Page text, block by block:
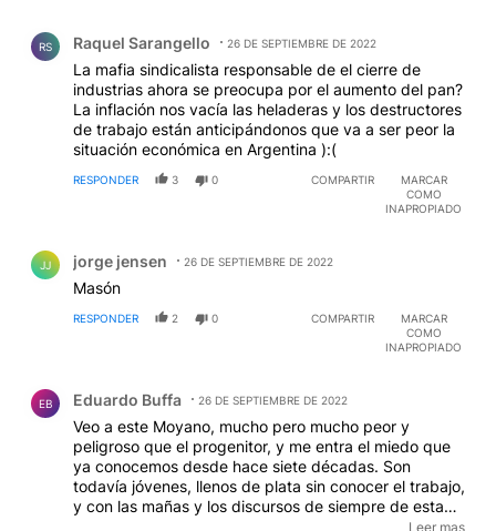
RS Raquel Sarangello 26 DE SEPTIEMBRE DE 2022
La mafia sindicalista responsable de el cierre de
industrias ahora se preocupa por el aumento del pan?
La inflación nos vacía las heladeras y los destructores
de trabajo están anticipándonos que va a ser peor la
situación económica en Argentina ):(
RESPONDER 3 0 COMPARTIR
MARCAR
COMO
INAPROPIADO
JJ jorge jensen 26 DE SEPTIEMBRE DE 2022
Masón
RESPONDER 2 0 COMPARTIR
MARCAR
COMO
INAPROPIADO
EB Eduardo Buffa 26 DE SEPTIEMBRE DE 2022
Veo a este Moyano, mucho pero mucho peor y
peligroso que el progenitor, y me entra el miedo que
ya conocemos desde hace siete décadas. Son
todavía jóvenes, llenos de plata sin conocer el trabajo,
y con las mañas y los discursos de siempre de esta
clase de gremialismo paralizante y agresivo, queLeer mas